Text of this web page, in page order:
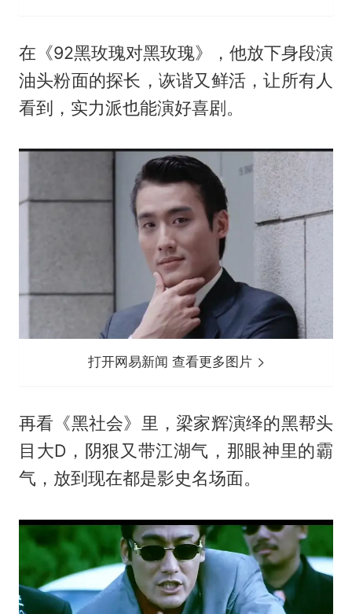
在《92黑玫瑰对黑玫瑰》，他放下身段演
油头粉面的探长，诙谐又鲜活，让所有人
看到，实力派也能演好喜剧。
打开网易新闻 查看更多图片
再看《黑社会》里，梁家辉演绎的黑帮头
目大D，阴狠又带江湖气，那眼神里的霸
气，放到现在都是影史名场面。